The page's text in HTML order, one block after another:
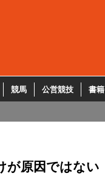
競馬 公営競技 書籍
が原因ではない